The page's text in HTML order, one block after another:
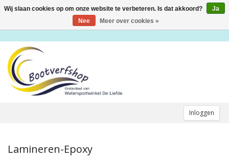
Inloggen
Toggle
Lamineren-Epoxy
Wij slaan cookies op om onze website te verbeteren. Is dat akkoord?
Ja
Nee
Meer over cookies »